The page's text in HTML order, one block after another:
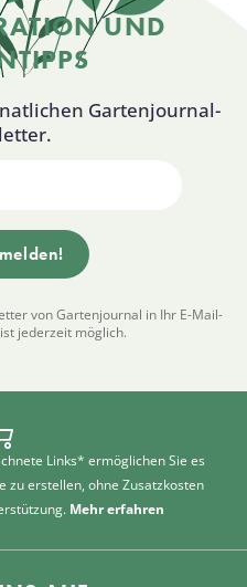
UND
Gartenjournal-
von Gartenjournal in Ihr E-Mail-
jederzeit möglich.
Links* ermöglichen Sie es
zu erstellen, ohne Zusatzkosten
Mehr erfahren